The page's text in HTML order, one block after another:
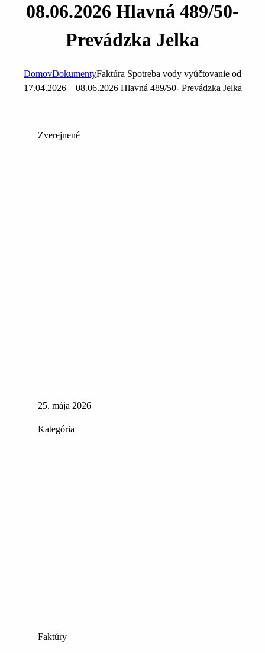
08.06.2026 Hlavná 489/50-
Prevádzka Jelka
DomovDokumentyFaktúra Spotreba vody vyúčtovanie od
17.04.2026 – 08.06.2026 Hlavná 489/50- Prevádzka Jelka
Zverejnené
25. mája 2026
Kategória
Faktúry